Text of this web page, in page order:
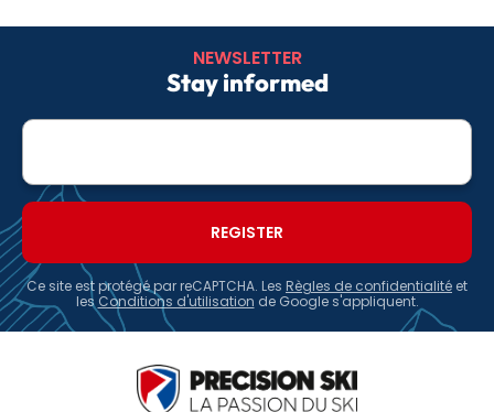
NEWSLETTER
Stay informed
E-
Ce site est protégé par reCAPTCHA. Les Règles de confidentialité et
les Conditions d'utilisation de Google s'appliquent.